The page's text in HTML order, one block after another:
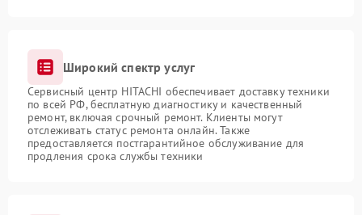
Широкий спектр услуг
Сервисный центр HITACHI обеспечивает доставку техники
по всей РФ, бесплатную диагностику и качественный
ремонт, включая срочный ремонт. Клиенты могут
отслеживать статус ремонта онлайн. Также
предоставляется постгарантийное обслуживание для
продления срока службы техники